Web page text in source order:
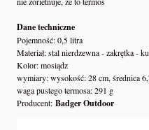
Dane techniczne
Pojemność: 0,5 litra
Materiał: stal nierdzewna - zakrętka -
Kolor: mosiądz
wymiary: wysokość: 28 cm, średnica
waga pustego termosa: 291 g
Producent: Badger Outdoor